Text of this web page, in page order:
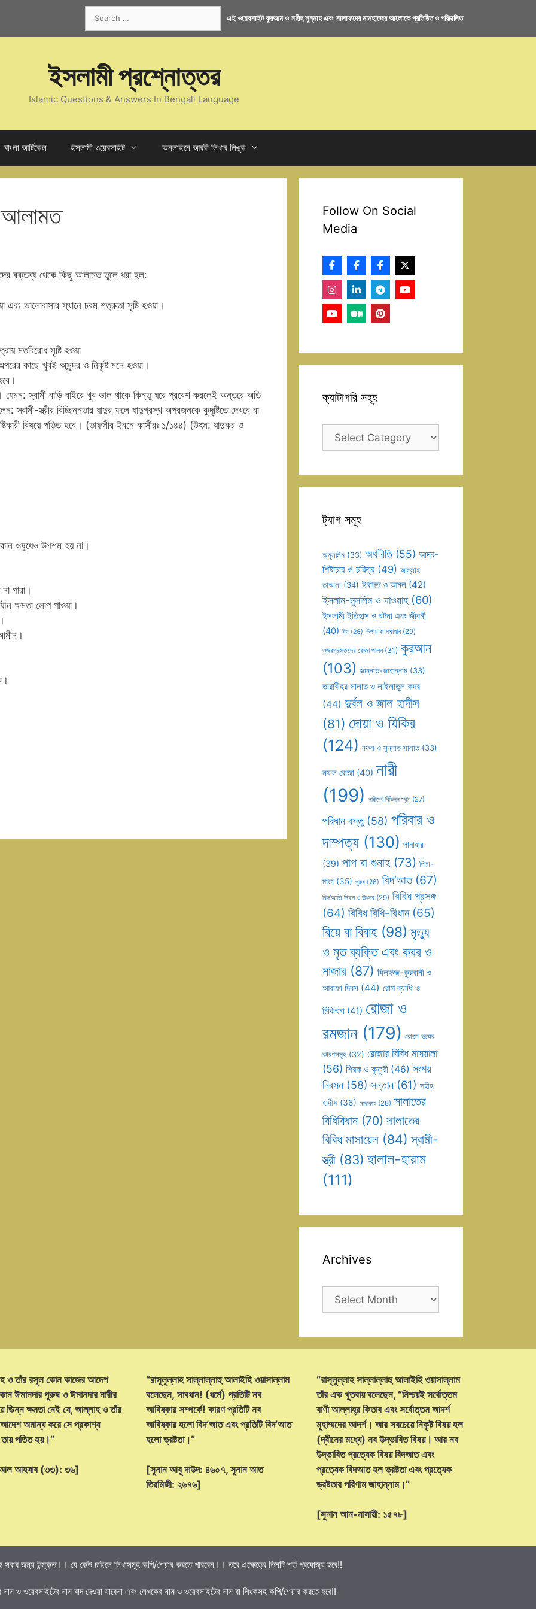
for:
এই ওয়েবসাইট কুরআন ও সহীহ সুন্নাহ এবং সালাফদের মানহাজের আলোকে প্রতিষ্ঠিত ও পরিচালিত
ইসলামী প্রশ্নোত্তর
Islamic Questions & Answers In Bengali Language
বাংলা আর্টিকেল ইসলামী ওয়েবসাইট অনলাইনে আরবী লিখার লিঙ্ক
আলামত
বক্তব্য থেকে কিছু আলামত তুলে ধরা হল:
এবং ভালোবাসার স্থানে চরম শত্রুতা সৃষ্টি হওয়া।
মতবিরোধ সৃষ্টি হওয়া
কাছে খুবই অসুন্দর ও নিকৃষ্ট মনে হওয়া।
স্বামী বাড়ি বাইরে খুব ভাল থাকে কিন্তু ঘরে প্রবেশ করলেই অন্তরে অতি
স্বামী-স্ত্রীর বিচ্ছিন্নতার যাদুর ফলে যাদুগ্রস্থ অপরজনকে কুদৃষ্টিতে দেখবে বা
বিষয়ে পতিত হবে। (তাফসীর ইবনে কাসীরঃ ১/১৪৪) (উৎস: যাদুকর ও
কোন ওষুধেও উপশম হয় না।
পারা।
ক্ষমতা লোপ পাওয়া।
Follow On Social
Media
ক্যাটাগরি সহূহ
ক্যাটাগরি
ট্যাগ সমূহ
অমুসলিম (33) অর্থনীতি(55) আদব-
শিষ্টাচার ও চরিত্র(49) আল্লাহ
তাআলা (34) ইবাদত ও আমল (42)
ইসলাম-মুসলিম ও দাওয়াহ(60)
ইসলামী ইতিহাস ও ঘটনা এবং জীবনী
(40) ঈদ (26) উপায় বা সমাধান(29)
ওজরগ্রস্তদের রোজা পালন(31) কুরআন
(103) জান্নাত-জাহান্নাম (33)
তারাবীহর সালাত ও লাইলাতুল কদর
(44) দুর্বল ও জাল হাদীস
(81) দোয়া ও যিকির
(124) নফল ও সুন্নাত সালাত(33)
নফল রোজা (40) নারী
(199) নারীদের বিভিন্ন স্রাব(27)
পরিধান বস্তু(58) পরিবার ও
দাম্পত্য (130) পানাহার
(39) পাপ বা গুনাহ(73) পিতা-
মাতা (35) পুরুষ (26) বিদ’আত(67)
বিদ’আতি দিবস ও উৎসব (29) বিবিধ প্রসঙ্গ
(64) বিবিধ বিধি-বিধান(65)
বিয়ে বা বিবাহ (98) মৃত্যু
ও মৃত ব্যক্তি এবং কবর ও
মাজার (87) যিলহজ্জ-কুরবানী ও
আরাফা দিবস (44) রোগ ব্যাধি ও
চিকিৎসা (41) রোজা ও
রমজান(179) রোজা ভঙ্গের
কারণসমূহ (32) রোজার বিবিধ মাসয়ালা
(56) শিরক ও কুফুরী (46) সংশয়
নিরসন (58) সন্তান (61) সহীহ
হাদীস (36) সাদাকাহ (28) সালাতের
বিধিবিধান (70) সালাতের
বিবিধ মাসায়েল (84) স্বামী-
স্ত্রী (83) হালাল-হারাম
(111)
Archives
Archives
ও তাঁর রসূল কোন কাজের আদেশ
ঈমানদার পুরুষ ও ঈমানদার নারীর
ভিন্ন ক্ষমতা নেই যে, আল্লাহ ও তাঁর
অমান্য করে সে প্রকাশ্য
তায় পতিত হয়।”
আহযাব (৩৩): ৩৬]
“রাসূলুল্লাহ সাল্লাল্লাহু আলাইহি ওয়াসাল্লাম
বলেছেন, সাবধান! (ধর্মে) প্রতিটি নব
আবিষ্কার সম্পর্কে! কারণ প্রতিটি নব
আবিষ্কার হলো বিদ‘আত এবং প্রতিটি বিদ‘আত
হলো ভ্রষ্টতা।”
[সুনান আবূ দাউদ: ৪৬০৭, সুনান আত
তিরমিজী: ২৬৭৬]
“রাসূলুল্লাহ সাল্লাল্লাহু আলাইহি ওয়াসাল্লাম
তাঁর এক খুতবায় বলেছেন, “নিশ্চয়ই সর্বোত্তম
বাণী আল্লাহ্‌র কিতাব এবং সর্বোত্তম আদর্শ
মুহাম্মদের আদর্শ। আর সবচেয়ে নিকৃষ্ট বিষয় হল
(দ্বীনের মধ্যে) নব উদ্ভাবিত বিষয়। আর নব
উদ্ভাবিত প্রত্যেক বিষয় বিদআত এবং
প্রত্যেক বিদআত হল ভ্রষ্টতা এবং প্রত্যেক
ভ্রষ্টতার পরিণাম জাহান্নাম।”
[সুনান আন-নাসায়ী: ১৫৭৮]
সবার জন্য উন্মুক্ত।। যে কেউ চাইলে লিখাসমূহ কপি/শেয়ার করতে পারবেন।। তবে এক্ষেত্রে তিনটি শর্ত প্রযোজ্য হবে!!
ও ওয়েবসাইটের নাম বাদ দেওয়া যাবেনা এবং লেখকের নাম ও ওয়েবসাইটের নাম বা লিংকসহ কপি/শেয়ার করতে হবে!!